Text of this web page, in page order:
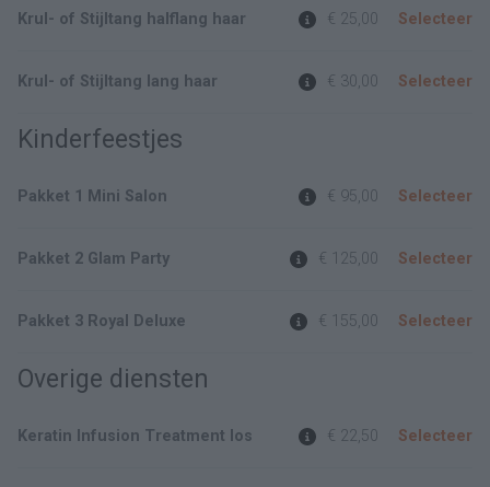
Krul- of Stijltang halflang haar € 25,00 Selecteer
Krul- of Stijltang lang haar € 30,00 Selecteer
Kinderfeestjes
Pakket 1 Mini Salon € 95,00 Selecteer
Pakket 2 Glam Party € 125,00 Selecteer
Pakket 3 Royal Deluxe € 155,00 Selecteer
Overige diensten
Keratin Infusion Treatment los € 22,50 Selecteer